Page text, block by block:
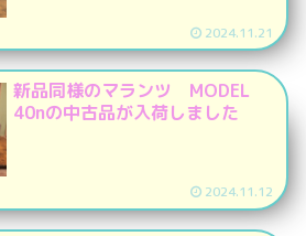
2024.11.21
新品同様のマランツ MODEL
40nの中古品が入荷しました
2024.11.12